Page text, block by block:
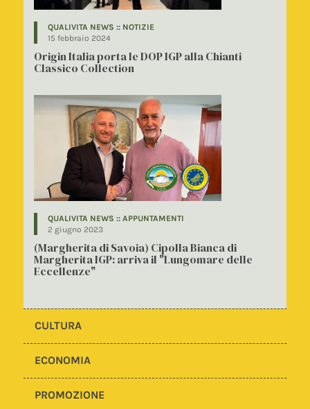
QUALIVITA NEWS :: NOTIZIE
15 febbraio 2024
Origin Italia porta le DOP IGP alla Chianti
Classico Collection
QUALIVITA NEWS :: APPUNTAMENTI
2 giugno 2023
(Margherita di Savoia) Cipolla Bianca di
Margherita IGP: arriva il "Lungomare delle
Eccellenze"
CULTURA
ECONOMIA
PROMOZIONE